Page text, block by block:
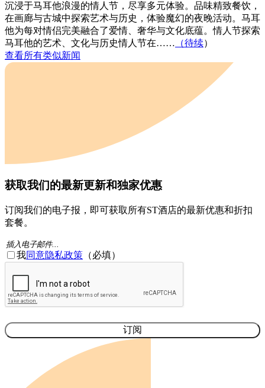
沉浸于马耳他浪漫的情人节，尽享多元体验。品味精致餐饮，
在画廊与古城中探索艺术与历史，体验魔幻的夜晚活动。马耳
他为每对情侣完美融合了爱情、奢华与文化底蕴。情人节探索
马耳他的艺术、文化与历史情人节在…… （待续）
查看所有类似新闻
获取我们的最新更新和独家优惠
订阅我们的电子报，即可获取所有ST酒店的最新优惠和折扣
套餐。
电
子
(必
须
写）
同
(必
填)
我同意隐私政策 （必填）
码